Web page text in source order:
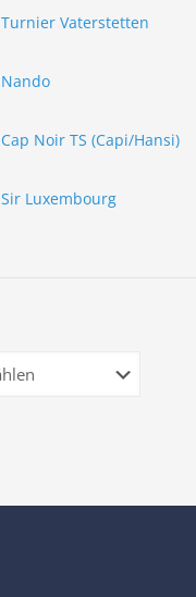
Turnier Vaterstetten
Nando
Cap Noir TS (Capi/Hansi)
Sir Luxembourg